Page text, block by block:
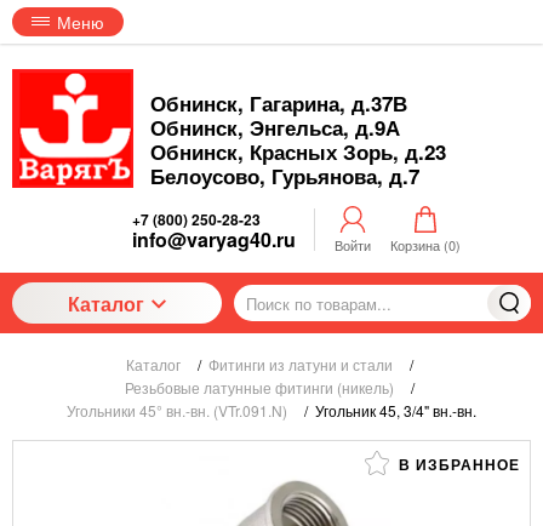
Меню
Обнинск, Гагарина, д.37В
Обнинск, Энгельса, д.9А
Обнинск, Красных Зорь, д.23
Белоусово, Гурьянова, д.7
+7 (800) 250-28-23
info@varyag40.ru Войти Корзина (0)
Каталог
Каталог / Фитинги из латуни и стали
/
Резьбовые латунные фитинги (никель)
/
Угольники 45° вн.-вн. (VTr.091.N)
/ Угольник 45, 3/4" вн.-вн.
В ИЗБРАННОЕ